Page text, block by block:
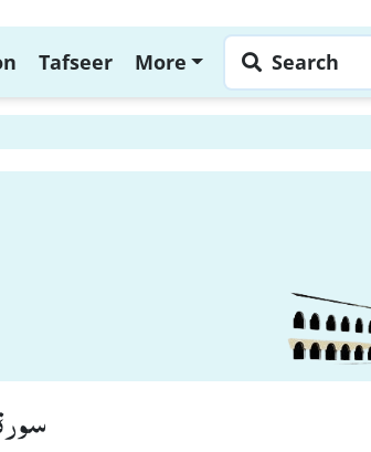
Tafseer More Search